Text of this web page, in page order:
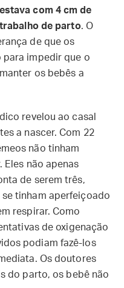
com 4 cm de
de parto. O
de que os
para impedir que o
os bebês a
revelou ao casal
a nascer. Com 22
não tinham
Eles não apenas
de serem três,
tinham aperfeiçoado
respirar. Como
de oxigenação
podiam fazê-los
Os doutores
do parto, os bebê não